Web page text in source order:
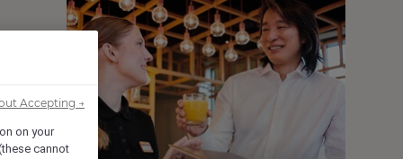
on your
cannot
Accepting →